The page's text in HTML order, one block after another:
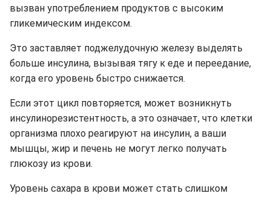
вызван употреблением продуктов с высоким
гликемическим индексом.
Это заставляет поджелудочную железу выделять
больше инсулина, вызывая тягу к еде и переедание,
когда его уровень быстро снижается.
Если этот цикл повторяется, может возникнуть
инсулинорезистентность, а это означает, что клетки
организма плохо реагируют на инсулин, а ваши
мышцы, жир и печень не могут легко получать
глюкозу из крови.
Уровень сахара в крови может стать слишком